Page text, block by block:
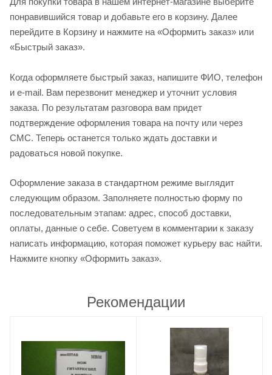
понравившийся товар и добавьте его в корзину. Далее
перейдите в Корзину и нажмите на «Оформить заказ» или
«Быстрый заказ».
Когда оформляете быстрый заказ, напишите ФИО, телефон
и e-mail. Вам перезвонит менеджер и уточнит условия
заказа. По результатам разговора вам придет
подтверждение оформления товара на почту или через
СМС. Теперь останется только ждать доставки и
радоваться новой покупке.
Оформление заказа в стандартном режиме выглядит
следующим образом. Заполняете полностью форму по
последовательным этапам: адрес, способ доставки,
оплаты, данные о себе. Советуем в комментарии к заказу
написать информацию, которая поможет курьеру вас найти.
Нажмите кнопку «Оформить заказ».
Рекомендации